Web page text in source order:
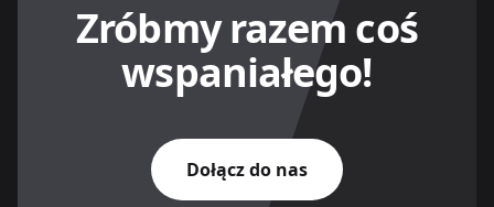
Zróbmy razem coś
wspaniałego!
Dołącz do nas